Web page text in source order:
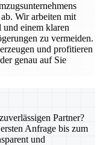
Wir arbeiten mit
und einem klaren
zu vermeiden.
und profitieren
genau auf Sie
Partner?
Anfrage bis zum
und